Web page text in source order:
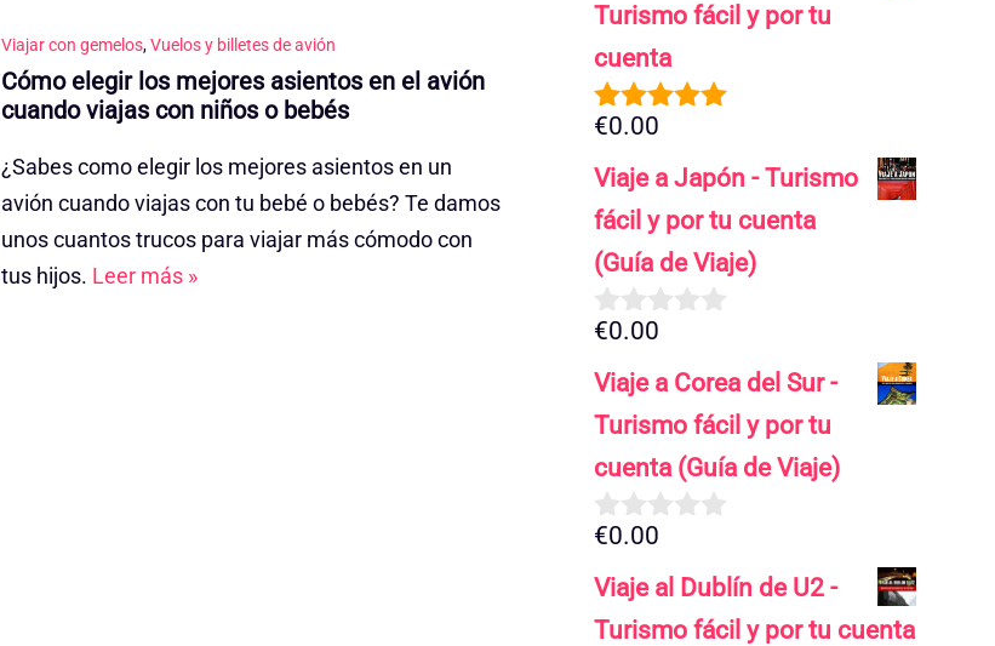
Viajar con gemelos,Vuelos y billetes de avión
Cómo elegir los mejores asientos en el avión
cuando viajas con niños o bebés
¿Sabes como elegir los mejores asientos en un
avión cuando viajas con tu bebé o bebés? Te damos
unos cuantos trucos para viajar más cómodo con
tus hijos. Leer más »
Turismo fácil y por tu
cuenta
5.00de 5
€0.00
Viaje a Japón - Turismo
fácil y por tu cuenta
(Guía de Viaje)
0
e
5
€0.00
Viaje a Corea del Sur -
Turismo fácil y por tu
cuenta (Guía de Viaje)
0
e
5
€0.00
Viaje al Dublín de U2 -
Turismo fácil y por tu cuenta